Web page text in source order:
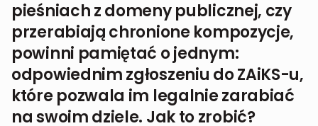
pieśniach z domeny publicznej, czy
przerabiają chronione kompozycje,
powinni pamiętać o jednym:
odpowiednim zgłoszeniu do ZAiKS-u,
które pozwala im legalnie zarabiać
na swoim dziele. Jak to zrobić?